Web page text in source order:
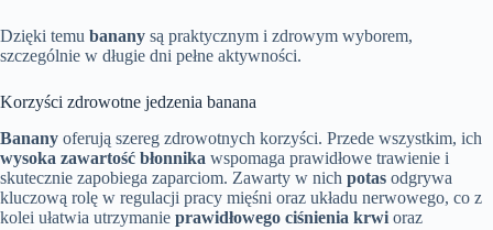
Dzięki temu banany są praktycznym i zdrowym wyborem,
szczególnie w długie dni pełne aktywności.
Korzyści zdrowotne jedzenia banana
Banany oferują szereg zdrowotnych korzyści. Przede wszystkim, ich
wysoka zawartość błonnika wspomaga prawidłowe trawienie i
skutecznie zapobiega zaparciom. Zawarty w nich potas odgrywa
kluczową rolę w regulacji pracy mięśni oraz układu nerwowego, co z
kolei ułatwia utrzymanie prawidłowego ciśnienia krwi oraz